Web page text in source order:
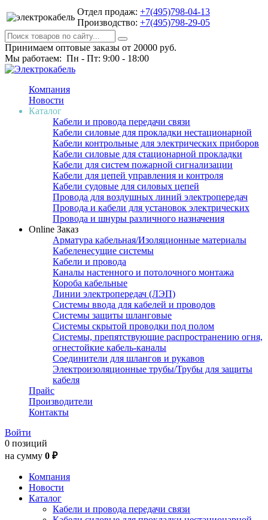
Отдел продаж: +7(495)798-04-13
Производство: +7(495)798-29-05
Принимаем оптовые заказы от 20000 руб.
Мы работаем: Пн - Пт: 9:00 - 18:00
Компания
Новости
Каталог
Кабели и провода передачи связи
Кабели силовые для прокладки нестационарной
Кабели контрольные для электрических приборов
Кабели силовые для стационарной прокладки
Кабели для систем пожарной сигнализации
Кабели для цепей управления и контроля
Кабели судовые для силовых цепей
Провода для воздушных линий электропередач
Провода и кабели для установок электрических
Провода и шнуры различного назначения
Online Заказ
Арматура кабельная/Изоляционные материалы
Кабеленесущие системы
Кабели и провода
Каналы настенного и потолочного монтажа
Короба кабельные
Линии электропередач (ЛЭП)
Системы ввода для кабелей и проводов
Системы защиты шланговые
Системы скрытой проводки под полом
Системы, препятствующие распространению огня,
огнестойкие кабель-каналы
Соединители для шлангов и рукавов
Электроизоляционные трубы/Трубы для защиты
кабеля
Прайс
Производители
Контакты
Войти
0 позиций
на сумму 0 ₽
Компания
Новости
Каталог
Кабели и провода передачи связи